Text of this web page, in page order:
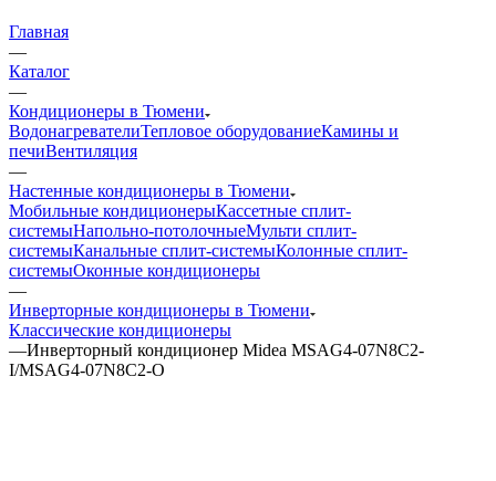
Главная
—
Каталог
—
Кондиционеры в Тюмени
ВодонагревателиТепловое оборудованиеКамины и
печиВентиляция
—
Настенные кондиционеры в Тюмени
Мобильные кондиционерыКассетные сплит-
системыНапольно-потолочныеМульти сплит-
системыКанальные сплит-системыКолонные сплит-
системыОконные кондиционеры
—
Инверторные кондиционеры в Тюмени
Классические кондиционеры
—Инверторный кондиционер Midea MSAG4-07N8C2-
I/MSAG4-07N8C2-O